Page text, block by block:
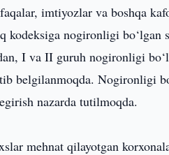
imtiyozlar va boshqa
nogironligi bo‘lgan
I va II guruh nogironligi
belgilanmoqda. Nogironligi
nazarda tutilmoqda.
mehnat qilayotgan